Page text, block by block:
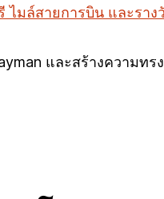
ไมล์สายการบิน และราง
และสร้างความท